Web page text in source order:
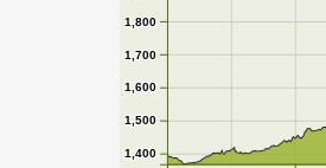
1,400
1,500
1,600
1,700
1,800